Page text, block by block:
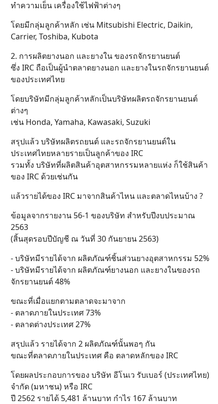
ทำความเย็น เครื่องใช้ไฟฟ้าต่างๆ
โดยมีกลุ่มลูกค้าหลัก เช่น Mitsubishi Electric, Daikin,
Carrier, Toshiba, Kubota
2. การผลิตยางนอก และยางใน ของรถจักรยานยนต์
ซึ่ง IRC ถือเป็นผู้นำตลาดยางนอก และยางในรถจักรยานยนต์
ของประเทศไทย
โดยบริษัทมีกลุ่มลูกค้าหลักเป็นบริษัทผลิตรถจักรยานยนต์
ต่างๆ
เช่น Honda, Yamaha, Kawasaki, Suzuki
สรุปแล้ว บริษัทผลิตรถยนต์ และรถจักรยานยนต์ใน
ประเทศไทยหลายรายเป็นลูกค้าของ IRC
รวมทั้ง บริษัทที่ผลิตสินค้าอุตสาหกรรมหลายแห่ง ก็ใช้สินค้า
ของ IRC ด้วยเช่นกัน
แล้วรายได้ของ IRC มาจากสินค้าไหน และตลาดไหนบ้าง ?
ข้อมูลจากรายงาน 56-1 ของบริษัท สำหรับปีงบประมาณ
2563
(สิ้นสุดรอบปีบัญชี ณ วันที่ 30 กันยายน 2563)
- บริษัทมีรายได้จาก ผลิตภัณฑ์ชิ้นส่วนยางอุตสาหกรรม 52%
- บริษัทมีรายได้จาก ผลิตภัณฑ์ยางนอก และยางในของรถ
จักรยานยนต์ 48%
ขณะที่เมื่อแยกตามตลาดจะมาจาก
- ตลาดภายในประเทศ 73%
- ตลาดต่างประเทศ 27%
สรุปแล้ว รายได้จาก 2 ผลิตภัณฑ์นั้นพอๆ กัน
ขณะที่ตลาดภายในประเทศ คือ ตลาดหลักของ IRC
โดยผลประกอบการของ บริษัท อีโนเว รับเบอร์ (ประเทศไทย)
จำกัด (มหาชน) หรือ IRC
ปี 2562 รายได้ 5,481 ล้านบาท กำไร 167 ล้านบาท